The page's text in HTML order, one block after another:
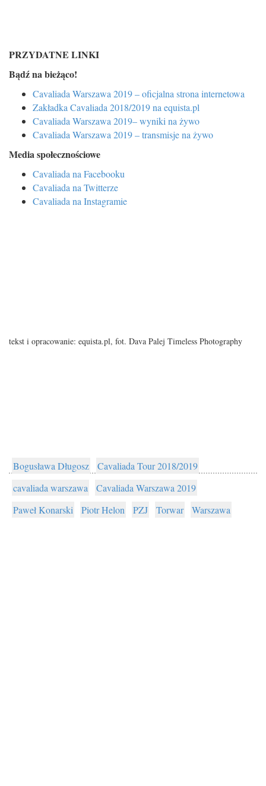
PRZYDATNE LINKI
Bądź na bieżąco!
Cavaliada Warszawa 2019 – oficjalna strona internetowa
Zakładka Cavaliada 2018/2019 na equista.pl
Cavaliada Warszawa 2019– wyniki na żywo
Cavaliada Warszawa 2019 – transmisje na żywo
Media społecznościowe
Cavaliada na Facebooku
Cavaliada na Twitterze
Cavaliada na Instagramie
tekst i opracowanie: equista.pl, fot. Dava Palej Timeless Photography
Bogusława Długosz
Cavaliada Tour 2018/2019
cavaliada warszawa
Cavaliada Warszawa 2019
Paweł Konarski
Piotr Helon PZJ Torwar Warszawa